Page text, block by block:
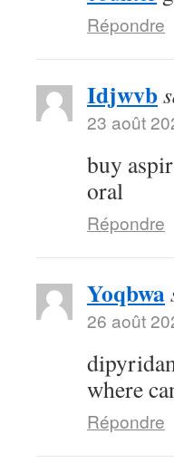
Répondre
Idjwvb
23 août
buy
oral
Répondre
Yoqbwa
26 août
where
Répondre